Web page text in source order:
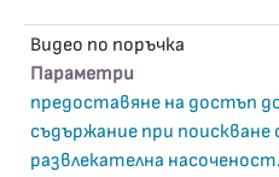
Видео по поръчка
Параметри
предоставяне на достъп
съдържание при
развлекателна